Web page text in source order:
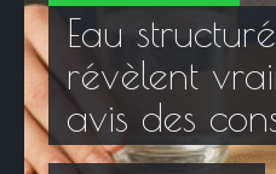
Eau
révèlent
avis des